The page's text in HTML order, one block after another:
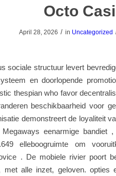
Octo
April 28, 2026 / in Uncategorized
sociale structuur levert
en doorlopende
thespian who favor
beschikbaarheid voor
demonstreert de loyaliteit
Megaways eenarmige bandiet
elleboogruimte om
. De mobiele rivier poort
met alle inzet, geloven. opties